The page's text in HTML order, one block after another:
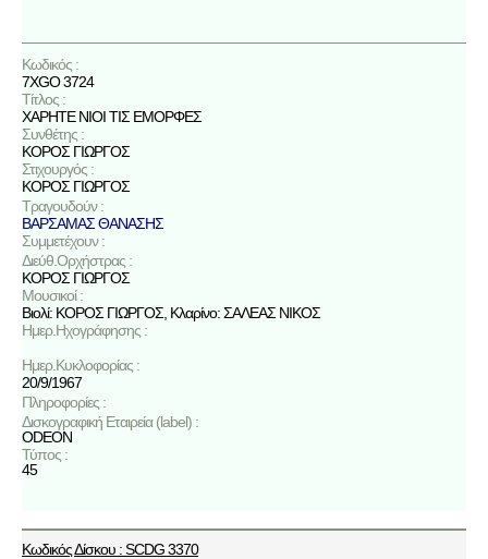
Κωδικός :
7XGO 3724
Τίτλος :
ΧΑΡΗΤΕ ΝΙΟΙ ΤΙΣ ΕΜΟΡΦΕΣ
Συνθέτης :
ΚΟΡΟΣ ΓΙΩΡΓΟΣ
Στιχουργός :
ΚΟΡΟΣ ΓΙΩΡΓΟΣ
Τραγουδούν :
ΒΑΡΣΑΜΑΣ ΘΑΝΑΣΗΣ
Συμμετέχουν :
Διεύθ.Ορχήστρας :
ΚΟΡΟΣ ΓΙΩΡΓΟΣ
Μουσικοί :
Βιολί: ΚΟΡΟΣ ΓΙΩΡΓΟΣ, Κλαρίνο: ΣΑΛΕΑΣ ΝΙΚΟΣ
Ημερ.Ηχογράφησης :
Ημερ.Κυκλοφορίας :
20/9/1967
Πληροφορίες :
Δισκογραφική Εταιρεία (label) :
ODEON
Τύπος :
45
Κωδικός Δίσκου : SCDG 3370